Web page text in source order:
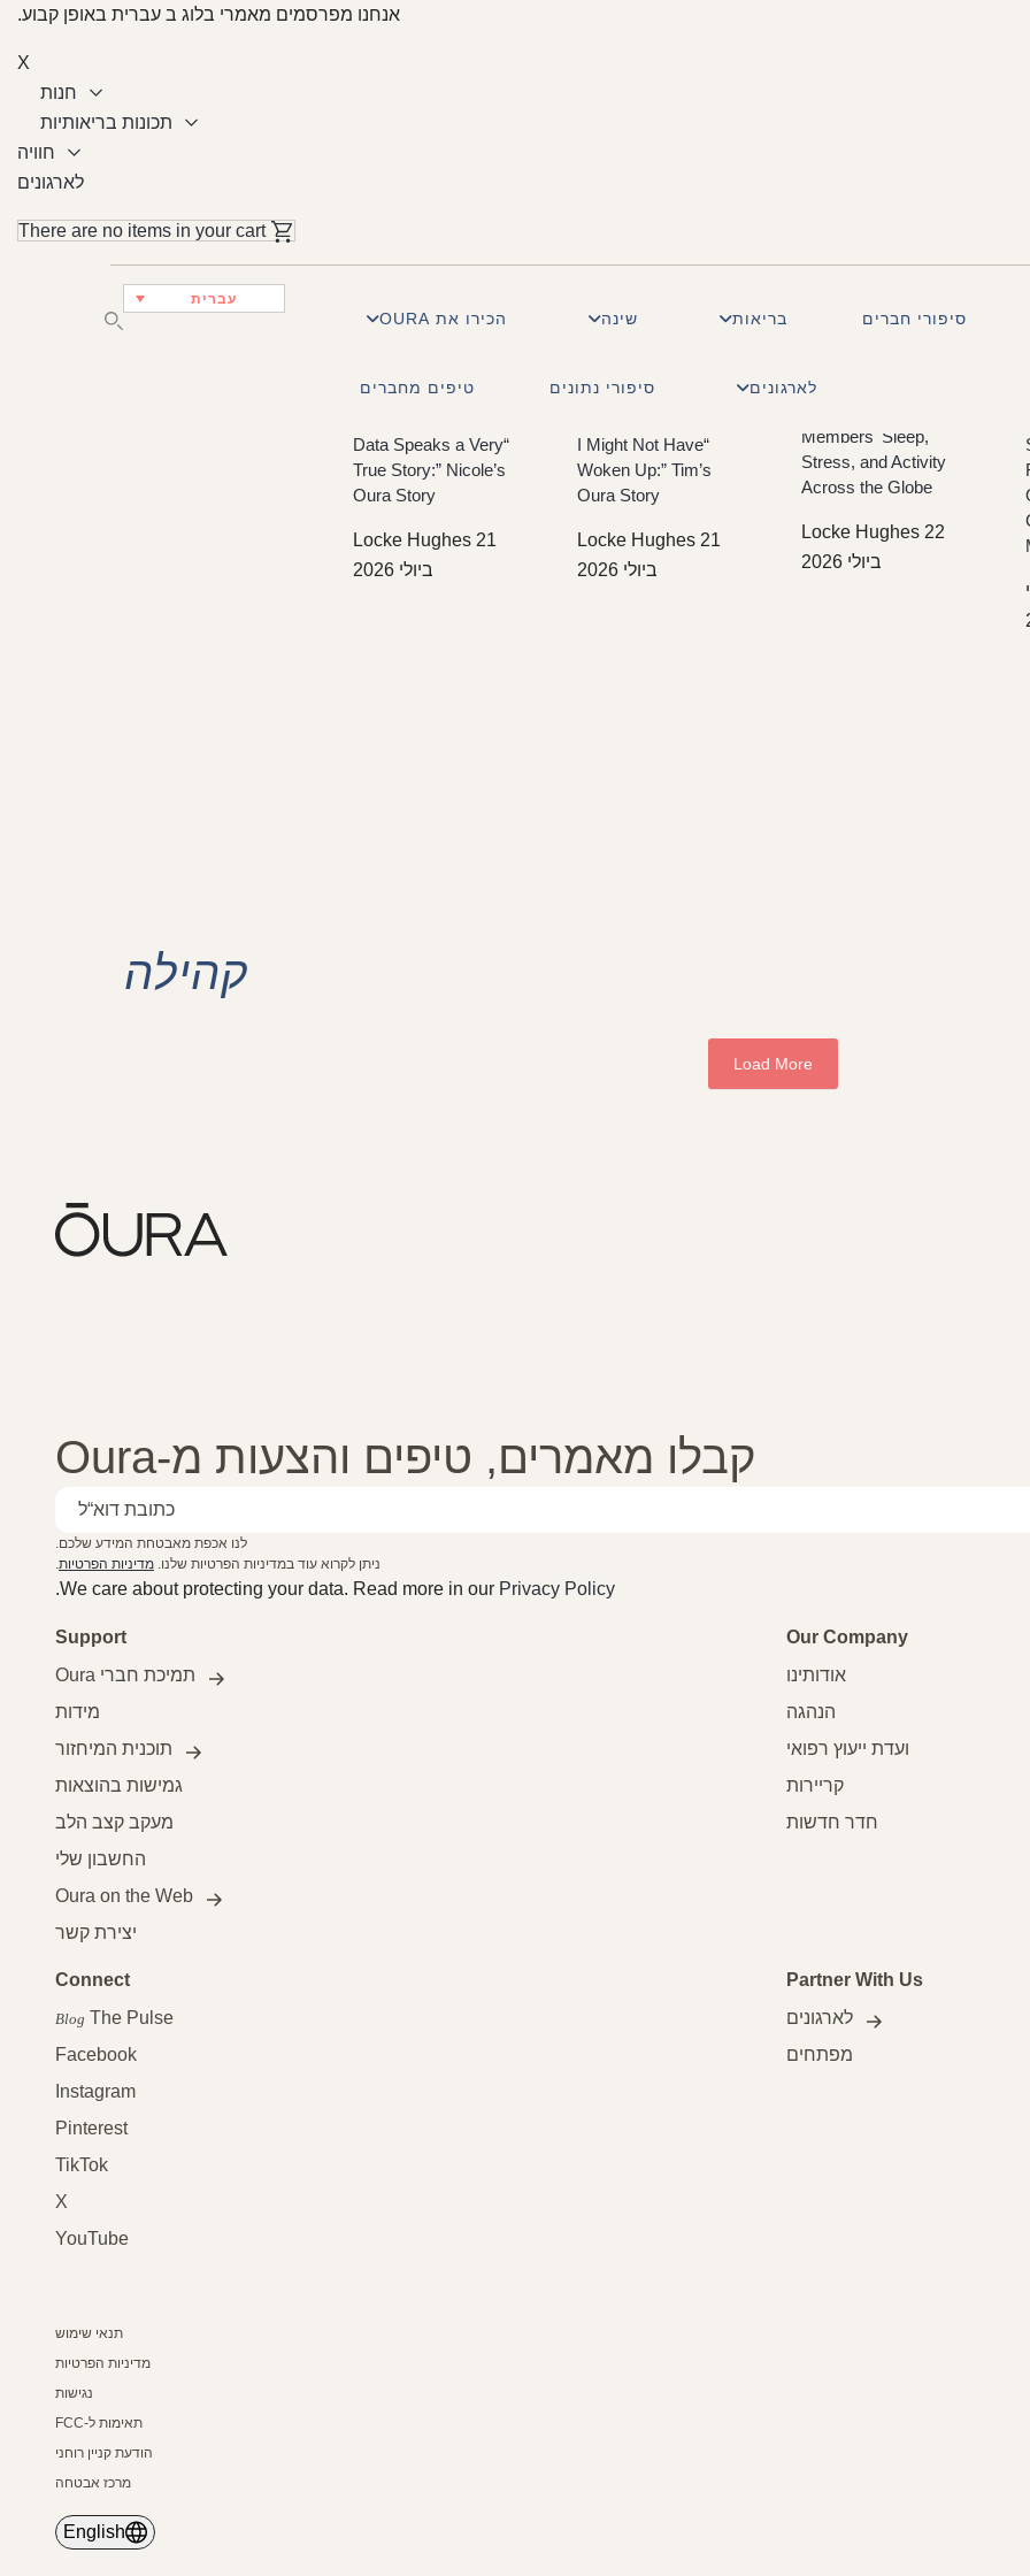
אנחנו מפרסמים מאמרי בלוג ב עברית באופן קבוע.
X
חנות
תכונות בריאותיות
חוויה
לארגונים
There are no items in your cart
הכירו את OURA שינה בריאות סיפורי חברים
טיפים מחברים סיפורי נתונים לארגונים
עברית
How the 2026 World
Members' Sleep,
Stress, and Activity
Across the Globe
Locke Hughes 22
ביולי 2026
“I Might Not Have
Woken Up:” Tim’s
Oura Story
Locke Hughes 21
ביולי 2026
“Data Speaks a Very
True Story:” Nicole’s
Oura Story
Locke Hughes 21
ביולי 2026
קהילה
Load More
קבלו מאמרים, טיפים והצעות מ-Oura
לנו אכפת מאבטחת המידע שלכם.
ניתן לקרוא עוד במדיניות הפרטיות שלנו. מדיניות הפרטיות
We care about protecting your data. Read more in our Privacy Policy
.
Our Company
אודותינו
הנהגה
ועדת ייעוץ רפואי
קריירות
חדר חדשות
Support
תמיכת חברי Oura
מידות
תוכנית המיחזור
גמישות בהוצאות
מעקב קצב הלב
החשבון שלי
Oura on the Web
יצירת קשר
Partner With Us
לארגונים
מפתחים
Connect
The Pulse
Blog
Facebook
Instagram
Pinterest
TikTok
X
YouTube
תנאי שימוש
מדיניות הפרטיות
נגישות
תאימות ל-FCC
הודעת קניין רוחני
מרכז אבטחה
English